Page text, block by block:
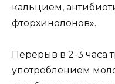
кальцием,
фторхинолонов».
Перерыв в 2-3 часа
употреблением